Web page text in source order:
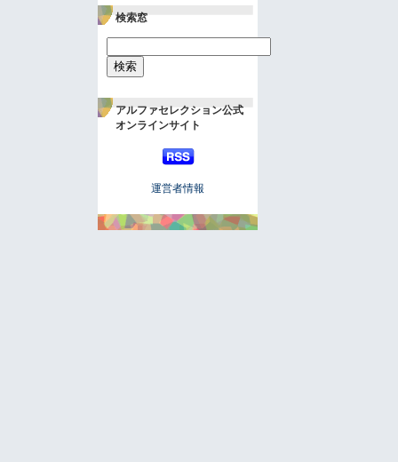
検索窓
アルファセレクション公式
オンラインサイト
運営者情報